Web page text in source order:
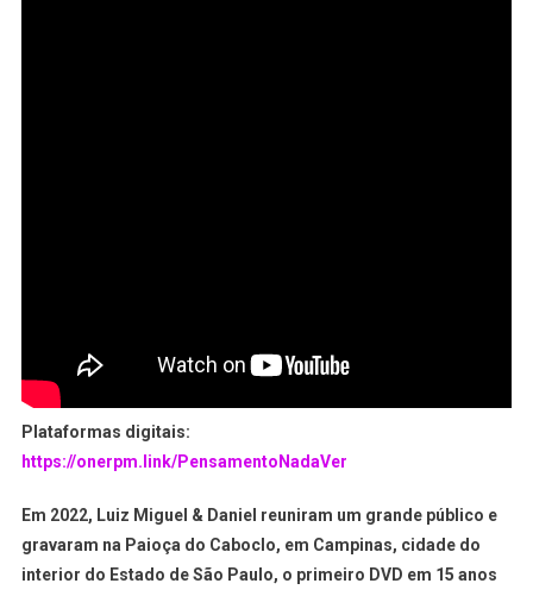
Plataformas digitais:
https://onerpm.link/PensamentoNadaVer
Em 2022, Luiz Miguel & Daniel reuniram um grande público e
gravaram na Paioça do Caboclo, em Campinas, cidade do
interior do Estado de São Paulo, o primeiro DVD em 15 anos